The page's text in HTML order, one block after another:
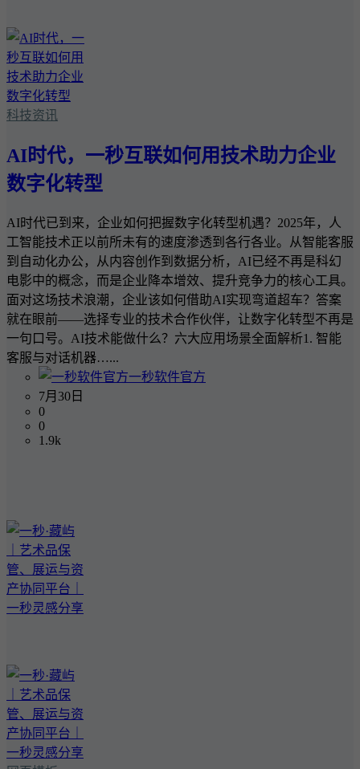
科技资讯
AI时代，一秒互联如何用技术助力企业
数字化转型
AI时代已到来，企业如何把握数字化转型机遇？2025年，人
工智能技术正以前所未有的速度渗透到各行各业。从智能客服
到自动化办公，从内容创作到数据分析，AI已经不再是科幻
电影中的概念，而是企业降本增效、提升竞争力的核心工具。
面对这场技术浪潮，企业该如何借助AI实现弯道超车？答案
就在眼前——选择专业的技术合作伙伴，让数字化转型不再是
一句口号。AI技术能做什么？六大应用场景全面解析1. 智能
客服与对话机器…...
一秒软件官方
7月30日
0
0
1.9k